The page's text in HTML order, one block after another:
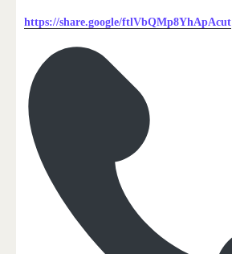
https://share.google/ftlVbQMp8YhApAcut